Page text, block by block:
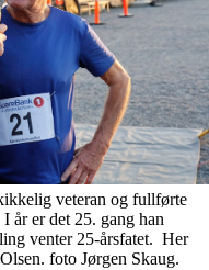
veteran og fullførte
år er det 25. gang han
venter 25-årsfatet. Her
foto Jørgen Skaug.